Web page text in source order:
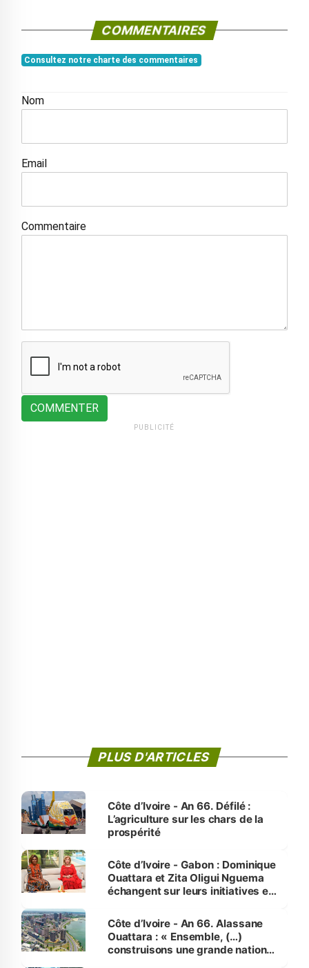
COMMENTAIRES
Consultez notre charte des commentaires
Nom
Email
Commentaire
COMMENTER
PUBLICITÉ
PLUS D'ARTICLES
Côte d’Ivoire - An 66. Défilé :
L’agriculture sur les chars de la
prospérité
Côte d’Ivoire - Gabon : Dominique
Ouattara et Zita Oligui Nguema
échangent sur leurs initiatives en
enfants
Côte d’Ivoire - An 66. Alassane
Ouattara : « Ensemble, (…)
construisons une grande nation